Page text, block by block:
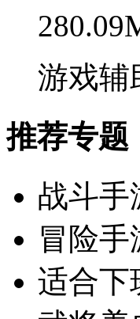
游戏辅
推荐专题
战斗手
冒险手
适合下